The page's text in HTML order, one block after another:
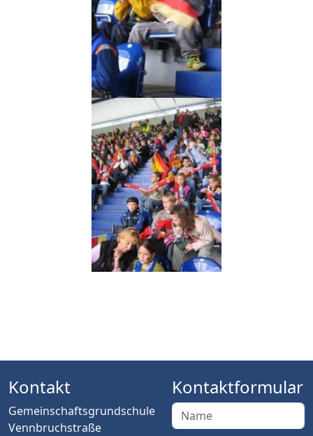
Kontakt
Gemeinschaftsgrundschule
Vennbruchstraße
Kontaktformular